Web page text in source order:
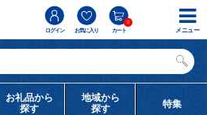
ログイン お気に入り カート
0
お礼品から
探す
地域から
探す
特集
メニュー